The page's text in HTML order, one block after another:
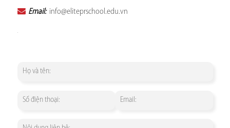
Email: info@eliteprschool.edu.vn